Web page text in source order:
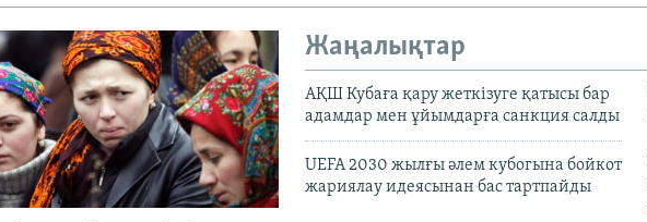
Жаңалықтар
АҚШ Кубаға қару жеткізуге қатысы бар
адамдар мен ұйымдарға санкция салды
UEFA 2030 жылғы әлем кубогына бойкот
жариялау идеясынан бас тартпайды